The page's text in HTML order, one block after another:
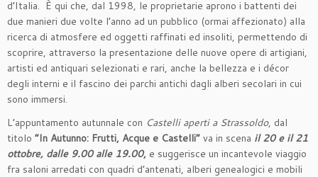
d’Italia. È qui che, dal 1998, le proprietarie aprono i battenti dei
due manieri due volte l’anno ad un pubblico (ormai affezionato) alla
ricerca di atmosfere ed oggetti raffinati ed insoliti, permettendo di
scoprire, attraverso la presentazione delle nuove opere di artigiani,
artisti ed antiquari selezionati e rari, anche la bellezza e i décor
degli interni e il fascino dei parchi antichi dagli alberi secolari in cui
sono immersi.
L’appuntamento autunnale con Castelli aperti a Strassoldo, dal
titolo “In Autunno: Frutti, Acque e Castelli” va in scena il 20 e il 21
ottobre, dalle 9.00 alle 19.00, e suggerisce un incantevole viaggio
fra saloni arredati con quadri d’antenati, alberi genealogici e mobili